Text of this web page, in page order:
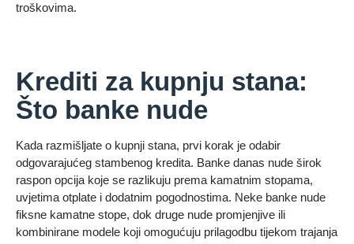
troškovima.
Krediti za kupnju stana:
Što banke nude
Kada razmišljate o kupnji stana, prvi korak je odabir
odgovarajućeg stambenog kredita. Banke danas nude širok
raspon opcija koje se razlikuju prema kamatnim stopama,
uvjetima otplate i dodatnim pogodnostima. Neke banke nude
fiksne kamatne stope, dok druge nude promjenjive ili
kombinirane modele koji omogućuju prilagodbu tijekom trajanja